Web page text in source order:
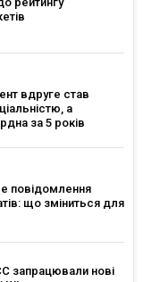
вдруге став
а
за 5 років
повідомлення
що зміниться для
запрацювали нові